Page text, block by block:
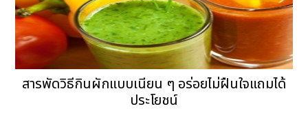
สารพัดวิธีกินผักแบบเนียน ๆ อร่อยไม่ฝืนใจแถมได้
ประโยชน์